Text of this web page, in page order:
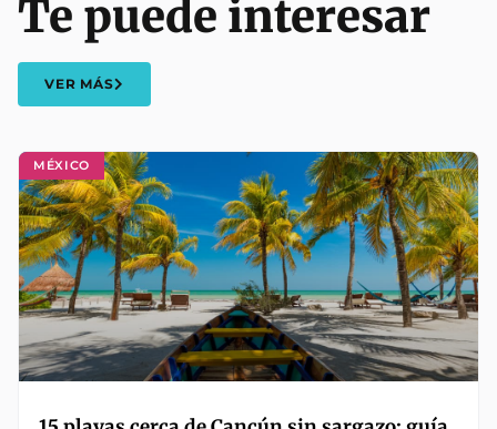
MÉXICO
Te puede interesar
VER MÁS